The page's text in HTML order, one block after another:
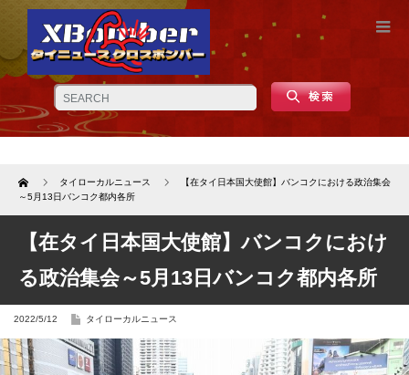
Home タイローカルニュース
【在タイ日本国大使館】バンコクにおける政治集会
～5月13日バンコク都内各所
【在タイ日本国大使館】バンコクにおけ
る政治集会～5月13日バンコク都内各所
2022/5/12 タイローカルニュース